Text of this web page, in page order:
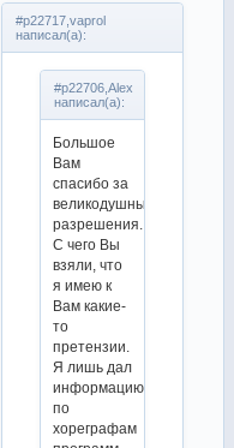
#p22717,vaprol
написал(а):
#p22706,Alex
написал(а):
Большое
Вам
спасибо за
великодушные
разрешения.
С чего Вы
взяли, что
я имею к
Вам какие-
то
претензии.
Я лишь дал
информацию
по
хореграфам